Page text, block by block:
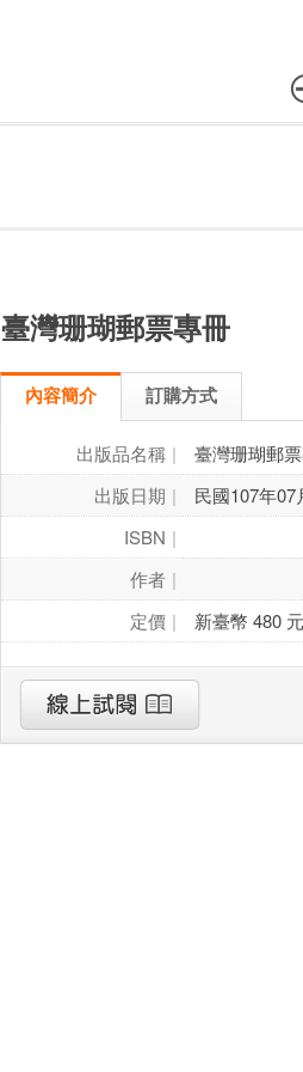
臺灣珊瑚郵票專冊
內容簡介 訂購方式
出版品名稱
臺灣珊瑚郵
出版日期
民國107年07
ISBN
作者
定價
新臺幣 480 元